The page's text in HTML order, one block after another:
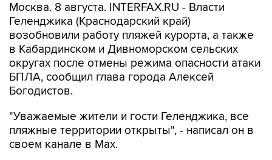
Москва. 8 августа. INTERFAX.RU - Власти
Геленджика (Краснодарский край)
возобновили работу пляжей курорта, а также
в Кабардинском и Дивноморском сельских
округах после отмены режима опасности атаки
БПЛА, сообщил глава города Алексей
Богодистов.
"Уважаемые жители и гости Геленджика, все
пляжные территории открыты", - написал он в
своем канале в Max.